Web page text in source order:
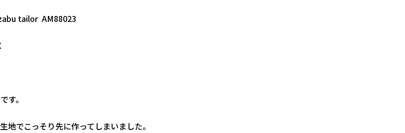
tailor AM88023
す。
地でこっそり先に作ってしまいました。